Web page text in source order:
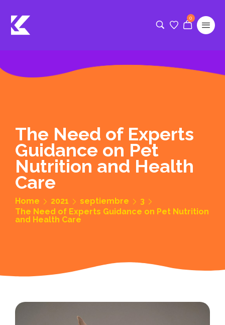
0
The Need of Experts
Guidance on Pet
Nutrition and Health
Care
Home 2021 septiembre
3
The Need of Experts Guidance on Pet Nutrition
and Health Care